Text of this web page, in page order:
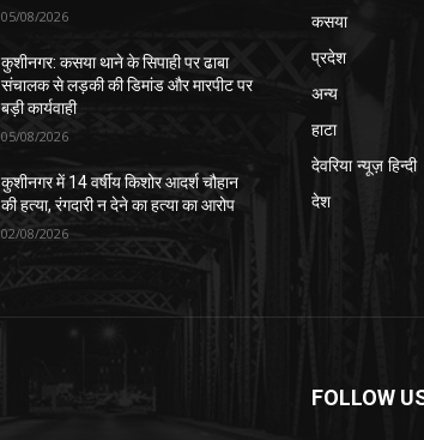
05/08/2026
कुशीनगर: कसया थाने के सिपाही पर ढाबा
संचालक से लड़की की डिमांड और मारपीट पर
बड़ी कार्यवाही
05/08/2026
कुशीनगर में 14 वर्षीय किशोर आदर्श चौहान
की हत्या, रंगदारी न देने का हत्या का आरोप
02/08/2026
कसया
प्रदेश
अन्य
हाटा
देवरिया न्यूज़ हिन्दी
देश
FOLLOW